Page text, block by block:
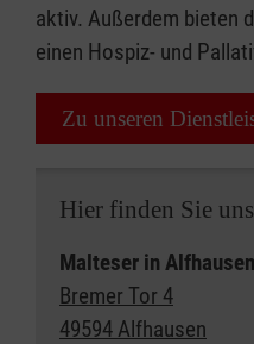
aktiv. Außerdem bieten
einen Hospiz- und
Zu unseren
Hier finden Sie uns
Malteser in Alfhausen
Bremer Tor 4
49594 Alfhausen